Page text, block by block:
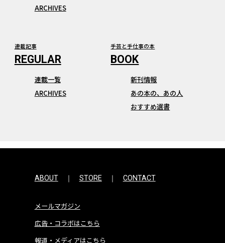
ARCHIVES
連載記事
連載一覧
ARCHIVES
手芸と手仕事の本
新刊情報
あの本の、あの人
おすすめ選書
ABOUT STORE CONTACT
メールマガジン
広告・コラボはこちら
報道・メディアはこちら